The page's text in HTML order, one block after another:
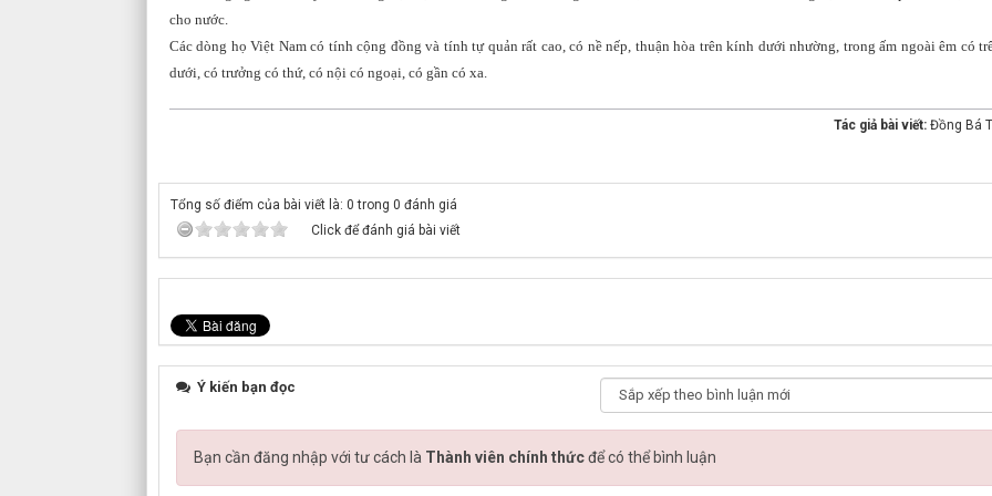
cho nước.
Các dòng họ Việt Nam có tính cộng đồng và tính tự quản rất cao, có nề nếp, thuận hòa trên kính dưới nhường, trong ấm ngoài êm có
dưới, có trưởng có thứ, có nội có ngoại, có gần có xa.
Tác giả bài viết: Đồng Bá
Tổng số điểm của bài viết là: 0 trong 0 đánh giá
Click để đánh giá bài viết
Ý kiến bạn đọc
Bạn cần đăng nhập với tư cách là Thành viên chính thứcđể có thể bình luận